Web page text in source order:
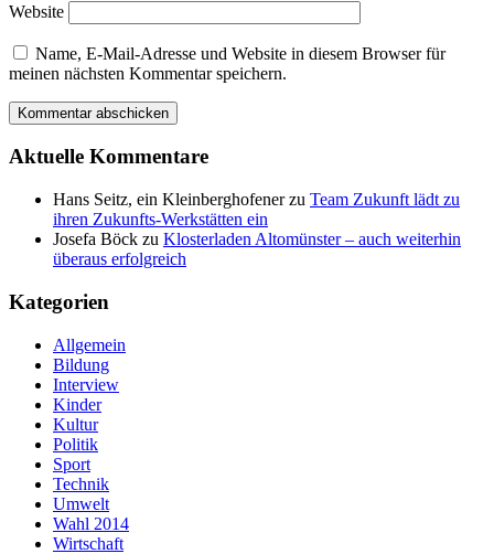
Website
Name, E-Mail-Adresse und Website in diesem Browser für
meinen nächsten Kommentar speichern.
Aktuelle Kommentare
Hans Seitz, ein Kleinberghofenerzu Team Zukunft lädt zu
ihren Zukunfts-Werkstätten ein
Josefa Böck zu Klosterladen Altomünster – auch weiterhin
überaus erfolgreich
Kategorien
Allgemein
Bildung
Interview
Kinder
Kultur
Politik
Sport
Technik
Umwelt
Wahl 2014
Wirtschaft